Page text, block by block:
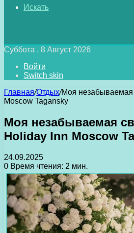
Искать
Суббота , 8 Август 2026
Войти
Switch skin
Главная/Отдых/Моя незабываемая
Moscow Tagansky
Моя незабываемая
Holiday Inn Moscow
24.09.2025
0 Время чтения: 2 мин.